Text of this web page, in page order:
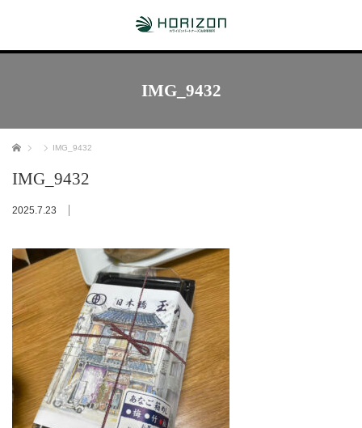
IMG_9432
ホーム IMG_9432
IMG_9432
2025.7.23